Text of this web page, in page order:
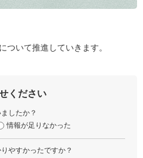
いて推進していきます。
ください
したか？
情報が足りなかった
やすかったですか？